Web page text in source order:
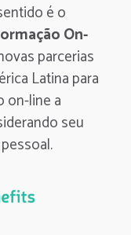
é o
On-
parcerias
Latina para
on-line a
seu